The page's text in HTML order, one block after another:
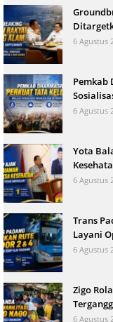
Terbesar
6 Agustus
Pemkab
6 Agustus
Yota
6 Agustus
Trans
Layani
6 Agustus
Zigo
6 Agustus